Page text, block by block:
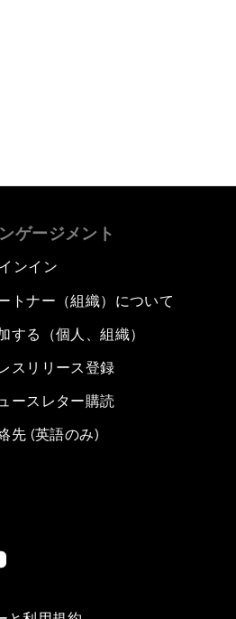
ゲージメント
ンイン
トナー（組織）について
する（個人、組織）
スリリース登録
ースレター購読
先 (英語のみ)